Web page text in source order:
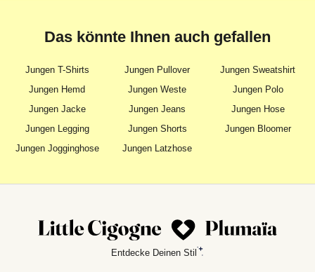
Das könnte Ihnen auch gefallen
Jungen T-Shirts Jungen Pullover
Jungen Sweatshirt
Jungen Hemd
Jungen Weste
Jungen Polo
Jungen Jacke
Jungen Jeans
Jungen Hose
Jungen Legging
Jungen Shorts
Jungen Bloomer
Jungen Jogginghose
Jungen Latzhose
Entdecke Deinen Stil